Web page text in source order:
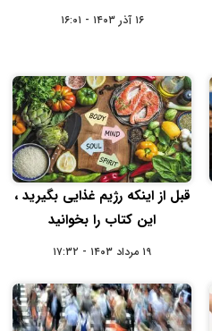
۱۶ آذر ۱۴۰۳ - ۱۶:۰۱
قبل از اینکه رژیم غذایی بگیرید ،
این کتاب را بخوانید
۱۹ مرداد ۱۴۰۳ - ۱۷:۳۲